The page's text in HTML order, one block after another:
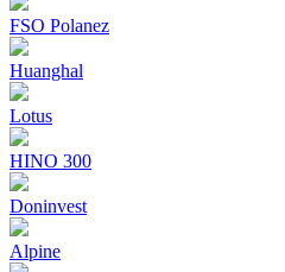
FSO Polanez
Huanghal
Lotus
HINO 300
Doninvest
Alpine